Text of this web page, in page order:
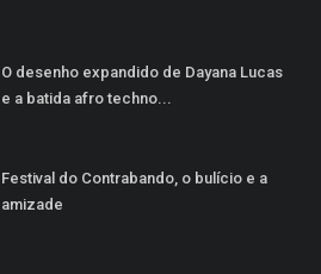
O desenho expandido de Dayana Lucas
e a batida afro techno...
Festival do Contrabando, o bulício e a
amizade